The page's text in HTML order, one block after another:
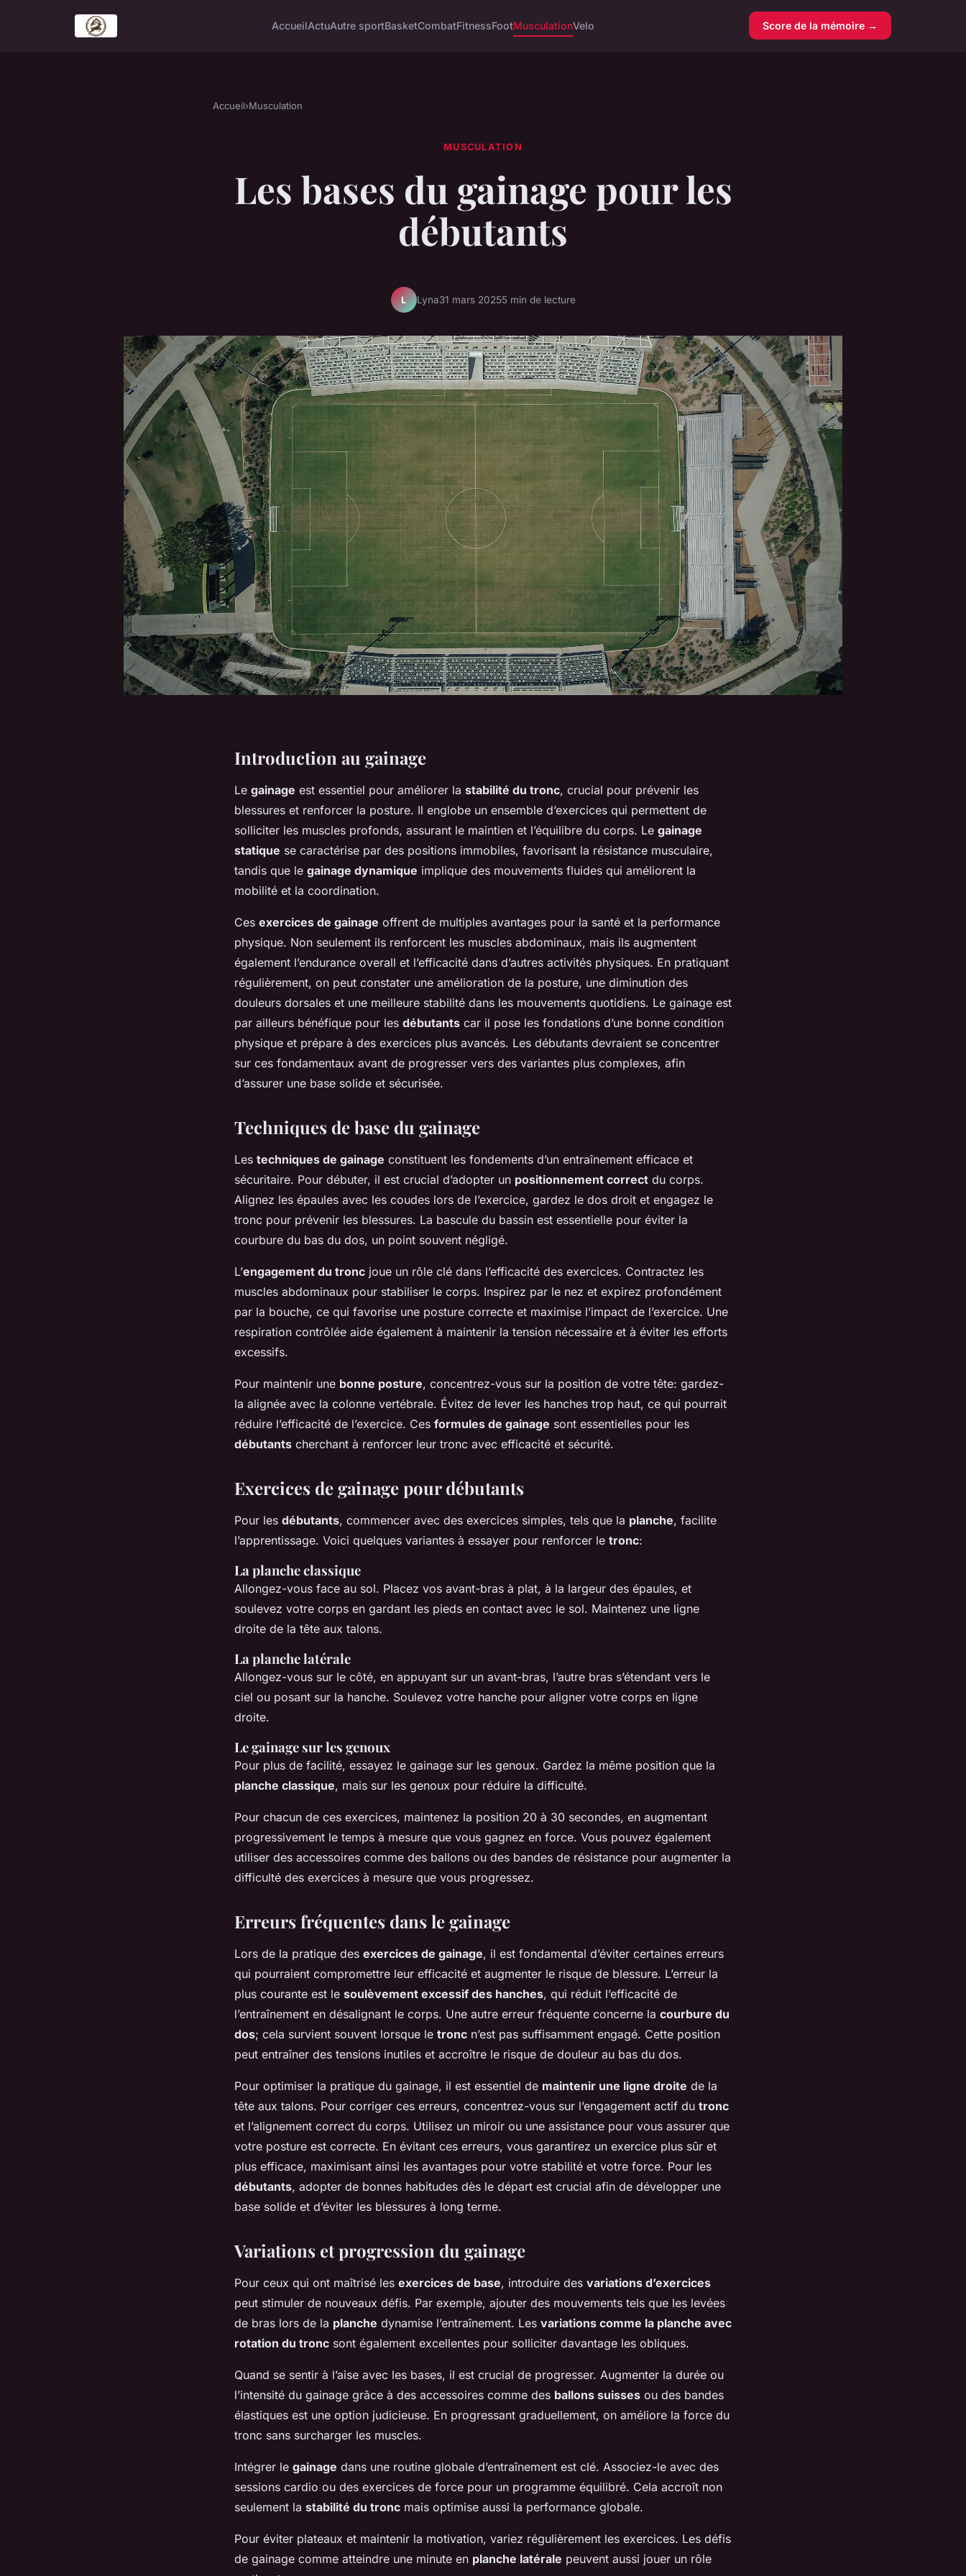
AccueilActuAutre sportBasketCombatFitnessFootMusculationVelo Score de la mémoire →
Accueil›Musculation
MUSCULATION
Les bases du gainage pour les
débutants
L Lyna31 mars 20255 min de lecture
Introduction au gainage
Le gainage est essentiel pour améliorer la stabilité du tronc, crucial pour prévenir les
blessures et renforcer la posture. Il englobe un ensemble d’exercices qui permettent de
solliciter les muscles profonds, assurant le maintien et l’équilibre du corps. Le gainage
statique se caractérise par des positions immobiles, favorisant la résistance musculaire,
tandis que le gainage dynamique implique des mouvements fluides qui améliorent la
mobilité et la coordination.
Ces exercices de gainage offrent de multiples avantages pour la santé et la performance
physique. Non seulement ils renforcent les muscles abdominaux, mais ils augmentent
également l’endurance overall et l’efficacité dans d’autres activités physiques. En pratiquant
régulièrement, on peut constater une amélioration de la posture, une diminution des
douleurs dorsales et une meilleure stabilité dans les mouvements quotidiens. Le gainage est
par ailleurs bénéfique pour les débutants car il pose les fondations d’une bonne condition
physique et prépare à des exercices plus avancés. Les débutants devraient se concentrer
sur ces fondamentaux avant de progresser vers des variantes plus complexes, afin
d’assurer une base solide et sécurisée.
Techniques de base du gainage
Les techniques de gainage constituent les fondements d’un entraînement efficace et
sécuritaire. Pour débuter, il est crucial d’adopter un positionnement correct du corps.
Alignez les épaules avec les coudes lors de l’exercice, gardez le dos droit et engagez le
tronc pour prévenir les blessures. La bascule du bassin est essentielle pour éviter la
courbure du bas du dos, un point souvent négligé.
L’engagement du tronc joue un rôle clé dans l’efficacité des exercices. Contractez les
muscles abdominaux pour stabiliser le corps. Inspirez par le nez et expirez profondément
par la bouche, ce qui favorise une posture correcte et maximise l’impact de l’exercice. Une
respiration contrôlée aide également à maintenir la tension nécessaire et à éviter les efforts
excessifs.
Pour maintenir une bonne posture, concentrez-vous sur la position de votre tête: gardez-
la alignée avec la colonne vertébrale. Évitez de lever les hanches trop haut, ce qui pourrait
réduire l’efficacité de l’exercice. Ces formules de gainage sont essentielles pour les
débutants cherchant à renforcer leur tronc avec efficacité et sécurité.
Exercices de gainage pour débutants
Pour les débutants, commencer avec des exercices simples, tels que la planche, facilite
l’apprentissage. Voici quelques variantes à essayer pour renforcer le tronc:
La planche classique
Allongez-vous face au sol. Placez vos avant-bras à plat, à la largeur des épaules, et
soulevez votre corps en gardant les pieds en contact avec le sol. Maintenez une ligne
droite de la tête aux talons.
La planche latérale
Allongez-vous sur le côté, en appuyant sur un avant-bras, l’autre bras s’étendant vers le
ciel ou posant sur la hanche. Soulevez votre hanche pour aligner votre corps en ligne
droite.
Le gainage sur les genoux
Pour plus de facilité, essayez le gainage sur les genoux. Gardez la même position que la
planche classique, mais sur les genoux pour réduire la difficulté.
Pour chacun de ces exercices, maintenez la position 20 à 30 secondes, en augmentant
progressivement le temps à mesure que vous gagnez en force. Vous pouvez également
utiliser des accessoires comme des ballons ou des bandes de résistance pour augmenter la
difficulté des exercices à mesure que vous progressez.
Erreurs fréquentes dans le gainage
Lors de la pratique des exercices de gainage, il est fondamental d’éviter certaines erreurs
qui pourraient compromettre leur efficacité et augmenter le risque de blessure. L’erreur la
plus courante est le soulèvement excessif des hanches, qui réduit l’efficacité de
l’entraînement en désalignant le corps. Une autre erreur fréquente concerne la courbure du
dos; cela survient souvent lorsque le tronc n’est pas suffisamment engagé. Cette position
peut entraîner des tensions inutiles et accroître le risque de douleur au bas du dos.
Pour optimiser la pratique du gainage, il est essentiel de maintenir une ligne droite de la
tête aux talons. Pour corriger ces erreurs, concentrez-vous sur l’engagement actif du tronc
et l’alignement correct du corps. Utilisez un miroir ou une assistance pour vous assurer que
votre posture est correcte. En évitant ces erreurs, vous garantirez un exercice plus sûr et
plus efficace, maximisant ainsi les avantages pour votre stabilité et votre force. Pour les
débutants, adopter de bonnes habitudes dès le départ est crucial afin de développer une
base solide et d’éviter les blessures à long terme.
Variations et progression du gainage
Pour ceux qui ont maîtrisé les exercices de base, introduire des variations d’exercices
peut stimuler de nouveaux défis. Par exemple, ajouter des mouvements tels que les levées
de bras lors de la planche dynamise l’entraînement. Les variations comme la planche avec
rotation du tronc sont également excellentes pour solliciter davantage les obliques.
Quand se sentir à l’aise avec les bases, il est crucial de progresser. Augmenter la durée ou
l’intensité du gainage grâce à des accessoires comme des ballons suisses ou des bandes
élastiques est une option judicieuse. En progressant graduellement, on améliore la force du
tronc sans surcharger les muscles.
Intégrer le gainage dans une routine globale d’entraînement est clé. Associez-le avec des
sessions cardio ou des exercices de force pour un programme équilibré. Cela accroît non
seulement la stabilité du tronc mais optimise aussi la performance globale.
Pour éviter plateaux et maintenir la motivation, variez régulièrement les exercices. Les défis
de gainage comme atteindre une minute en planche latérale peuvent aussi jouer un rôle